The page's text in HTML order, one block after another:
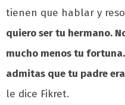
tienen que hablar y
quiero ser tu hermano.
mucho menos tu
admitas que tu padre
le dice Fikret.